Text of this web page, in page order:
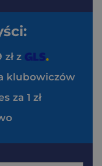
z
klubowiczów
za 1 zł